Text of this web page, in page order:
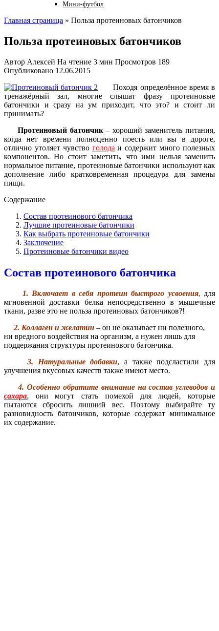
Мини-футбол
Главная страница » Польза протеиновых батончиков
Польза протеиновых батончиков
Автор Алексей На чтение 3 мин Просмотров 189
Опубликовано 12.06.2015
Походя определённое время в
тренажёрный зал, многие слышат фразу протеиновые
батончики и сразу на ум приходит, что это? и стоит ли
принимать?
Протеиновый батончик– хороший заменитель питания,
когда нет времени полноценно поесть или вы в дороге,
отлично утоляет чувство голода и содержит много полезных
компонентов. Но стоит заметить, что ими нельзя заменить
нормальное питание, протеиновые батончики используют как
дополнение либо кратковременная процедура для замены
пищи.
Содержание
Состав протеинового батончика
Лучшие протеиновые батончики
Как выбрать протеиновые батончики
Заключение
Протеиновые батончики видео
Состав протеинового батончика
1. Включает в себя протеин быстрого усвоения, для
мгновенной доставки белка непосредственно в мышечные
ткани, разве это не польза протеиновых батончиков?!
2. Коллаген и желатин – он не оказывает ни полезного,
ни вредного воздействия на организм, а нужен лишь для
поддержания структуры протеинового батончика.
3. Натуральные добавки, а также подсластили для
улучшения вкусовых качеств также имеют место.
4. Особенно обратите внимание на состав углеводов и
сахара, они могут стать помехой для людей, которые
пытаются сбросить лишний вес. Поэтому выбирайте ту
разновидность батончиков, которые содержат минимальное
их содержание.